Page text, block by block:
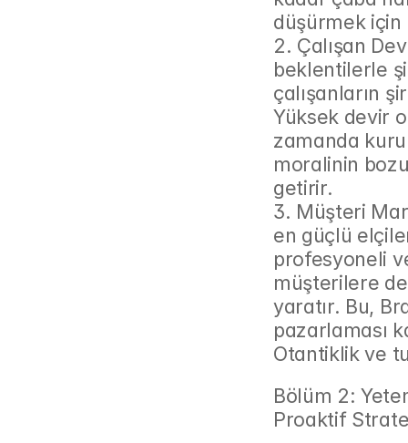
düşürmek
2. Çalışan
beklentilerle
çalışanların
Yüksek devir
zamanda
moralinin
getirir.
3. Müşteri
en güçlü
profesyoneli
müşterilere
yaratır. Bu,
pazarlaması
Otantiklik ve
Bölüm 2:
Proaktif